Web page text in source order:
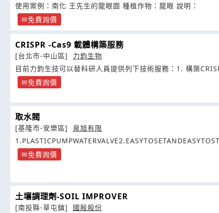
使用案例：南化 王先生的龍眼園 種植作物：龍眼 說明：
免費詢價
CRISPR -Cas9 載體構築服務
[台北市-中山區]
力鈞生物
目前力鈞生技可以替科研人員提供列下技術服務：1. 構築
免費詢價
取水閥
[基隆市-安樂區]
泉旭有限
免費詢價
土壤調理劑-SOIL IMPROVER
[南投縣-草屯鎮]
國殷股份